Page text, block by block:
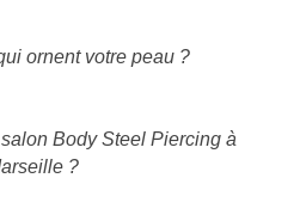
ornent votre peau ?
Body Steel Piercing à
?